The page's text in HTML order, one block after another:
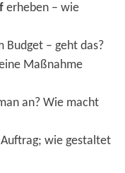
erheben – wie
Budget – geht das?
Maßnahme
an? Wie macht
wie gestaltet